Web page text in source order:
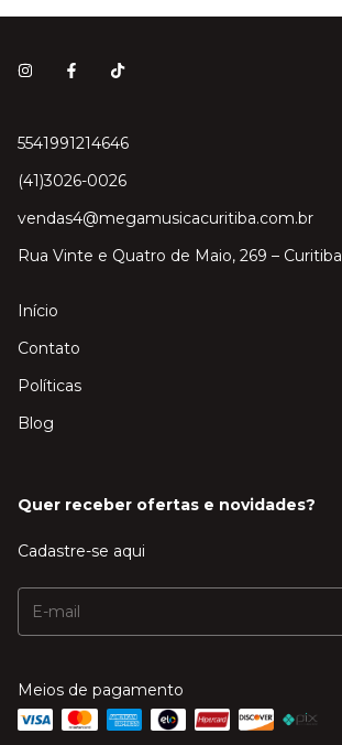
5541991214646
(41)3026-0026
vendas4@megamusicacuritiba.com.br
Rua Vinte e Quatro de Maio, 269 – Curitiba
Início
Contato
Políticas
Blog
Quer receber ofertas e novidades?
Cadastre-se aqui
Meios de pagamento